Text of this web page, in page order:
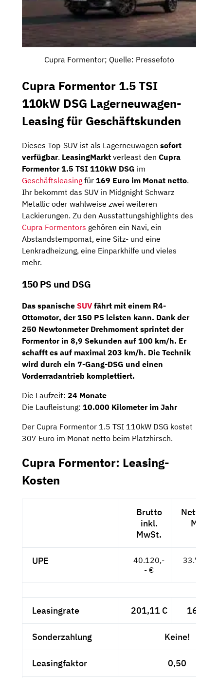
Cupra Formentor; Quelle: Pressefoto
Cupra Formentor 1.5 TSI
110kW DSG Lagerneuwagen-
Leasing für Geschäftskunden
Dieses Top-SUV ist als Lagerneuwagen sofort
verfügbar. LeasingMarkt verleast den Cupra
Formentor 1.5 TSI 110kW DSG im
Geschäftsleasing für 169 Euro im Monat netto.
Ihr bekommt das SUV in Midgnight Schwarz
Metallic oder wahlweise zwei weiteren
Lackierungen. Zu den Ausstattungshighlights des
Cupra Formentors gehören ein Navi, ein
Abstandstempomat, eine Sitz- und eine
Lenkradheizung, eine Einparkhilfe und vieles
mehr.
150 PS und DSG
Das spanische SUV fährt mit einem R4-
Ottomotor, der150 PS leisten kann. Dank der
250 Newtonmeter Drehmoment sprintet der
Formentor in 8,9 Sekunden auf 100 km/h. Er
schafft es auf maximal 203 km/h. Die Technik
wird durch ein 7-Gang-DSG und einen
Vorderradantrieb komplettiert.
Die Laufzeit: 24 Monate
Die Laufleistung: 10.000 Kilometer im Jahr
Der Cupra Formentor 1.5 TSI 110kW DSG kostet
307 Euro im Monat netto beim Platzhirsch.
Cupra Formentor: Leasing-
Kosten
Brutto
inkl.
MwSt.
Netto
MwSt.
UPE
40.120,-
- €
Leasingrate 201,11 € 169,--
Sonderzahlung Keine!
Leasingfaktor 0,50